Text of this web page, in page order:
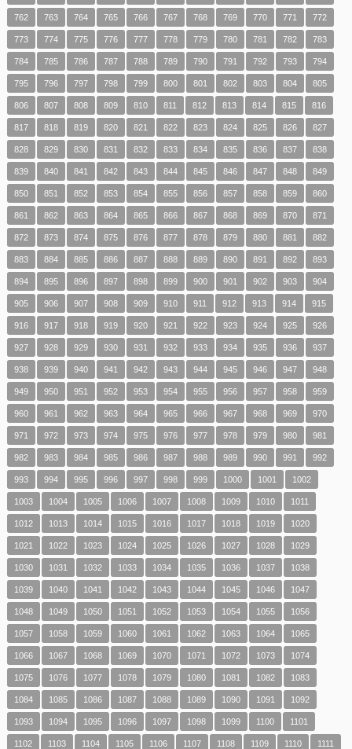
762 763 764 765 766 767 768 769 770 771 772
773 774 775 776 777 778 779 780 781 782 783
784 785 786 787 788 789 790 791 792 793 794
795 796 797 798 799 800 801 802 803 804 805
806 807 808 809 810 811 812 813 814 815 816
817 818 819 820 821 822 823 824 825 826 827
828 829 830 831 832 833 834 835 836 837 838
839 840 841 842 843 844 845 846 847 848 849
850 851 852 853 854 855 856 857 858 859 860
861 862 863 864 865 866 867 868 869 870 871
872 873 874 875 876 877 878 879 880 881 882
883 884 885 886 887 888 889 890 891 892 893
894 895 896 897 898 899 900 901 902 903 904
905 906 907 908 909 910 911 912 913 914 915
916 917 918 919 920 921 922 923 924 925 926
927 928 929 930 931 932 933 934 935 936 937
938 939 940 941 942 943 944 945 946 947 948
949 950 951 952 953 954 955 956 957 958 959
960 961 962 963 964 965 966 967 968 969 970
971 972 973 974 975 976 977 978 979 980 981
982 983 984 985 986 987 988 989 990 991 992
993 994 995 996 997 998 999 1000 1001 1002
1003 1004 1005 1006 1007 1008 1009 1010 1011
1012 1013 1014 1015 1016 1017 1018 1019 1020
1021 1022 1023 1024 1025 1026 1027 1028 1029
1030 1031 1032 1033 1034 1035 1036 1037 1038
1039 1040 1041 1042 1043 1044 1045 1046 1047
1048 1049 1050 1051 1052 1053 1054 1055 1056
1057 1058 1059 1060 1061 1062 1063 1064 1065
1066 1067 1068 1069 1070 1071 1072 1073 1074
1075 1076 1077 1078 1079 1080 1081 1082 1083
1084 1085 1086 1087 1088 1089 1090 1091 1092
1093 1094 1095 1096 1097 1098 1099 1100 1101
1102 1103 1104 1105 1106 1107 1108 1109 1110 1111